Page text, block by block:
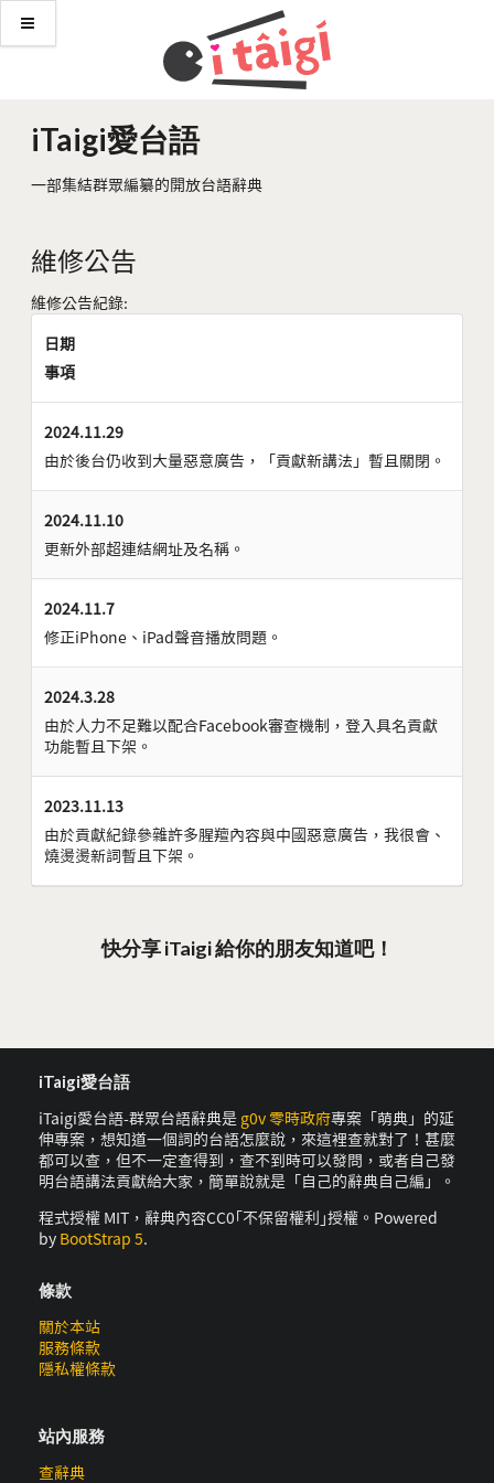
iTaigi愛台語
一部集結群眾編纂的開放台語辭典
維修公告
維修公告紀錄:
日期
事項
2024.11.29
由於後台仍收到大量惡意廣告，「貢獻新講法」暫且關閉。
2024.11.10
更新外部超連結網址及名稱。
2024.11.7
修正iPhone、iPad聲音播放問題。
2024.3.28
由於人力不足難以配合Facebook審查機制，登入具名貢獻
功能暫且下架。
2023.11.13
由於貢獻紀錄參雜許多腥羶內容與中國惡意廣告，我很會、
燒燙燙新詞暫且下架。
快分享 iTaigi 給你的朋友知道吧！
iTaigi愛台語
iTaigi愛台語-群眾台語辭典是 g0v 零時政府專案「萌典」的延
伸專案，想知道一個詞的台語怎麼說，來這裡查就對了！甚麼
都可以查，但不一定查得到，查不到時可以發問，或者自己發
明台語講法貢獻給大家，簡單說就是「自己的辭典自己編」。
程式授權 MIT，辭典內容CC0｢不保留權利｣授權。Powered
by BootStrap 5.
條款
關於本站
服務條款
隱私權條款
站內服務
查辭典